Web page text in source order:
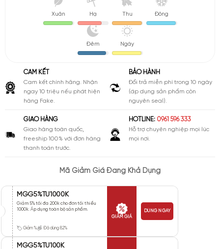
Xuân Hạ Thu Đông
Đêm Ngày
CAM KẾT
Cam kết chính hãng. Nhận
ngay 10 triệu nếu phát hiện
hàng Fake.
BẢO HÀNH
Đổi trả miễn phí trong 10 ngày
(áp dụng sản phẩm còn
nguyên seal).
GIAO HÀNG
Giao hàng toàn quốc,
freeship 100% với đơn hàng
thanh toán trước.
HOTLINE: 0961 596 333
Hỗ trợ chuyên nghiệp mọi lúc
mọi nơi.
Mã Giảm Giá Đang Khả Dụng
MGG5%TU1000K
Giảm 5% tối đa 200k cho đơn tối thiểu
1000k. Áp dụng toàn bộ sản phẩm.
Giảm % Đã dùng 82%
GIẢM GIÁ
DÙNG NGAY
MGG5%TU100K